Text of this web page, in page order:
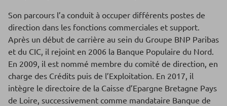
Son parcours l’a conduit à occuper différents postes de
direction dans les fonctions commerciales et support.
Après un début de carrière au sein du Groupe BNP Paribas
et du CIC, il rejoint en 2006 la Banque Populaire du Nord.
En 2009, il est nommé membre du comité de direction, en
charge des Crédits puis de l’Exploitation. En 2017, il
intègre le directoire de la Caisse d’Epargne Bretagne Pays
de Loire, successivement comme mandataire Banque de